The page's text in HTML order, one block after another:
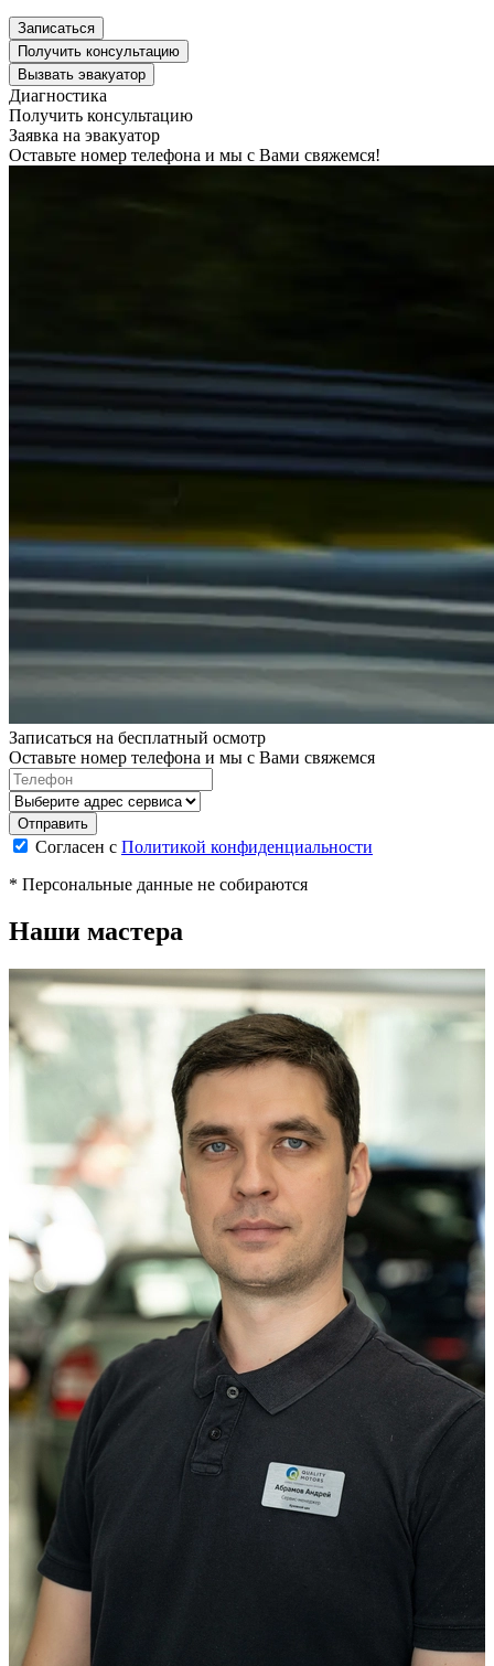
Записаться
Получить консультацию
Вызвать эвакуатор
Диагностика
Получить консультацию
Заявка на эвакуатор
Оставьте номер телефона и мы с Вами свяжемся!
Записаться на бесплатный осмотр
Оставьте номер телефона и мы с Вами свяжемся
Согласен с Политикой конфиденциальности
* Персональные данные не собираются
Наши мастера